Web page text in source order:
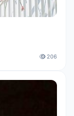
206